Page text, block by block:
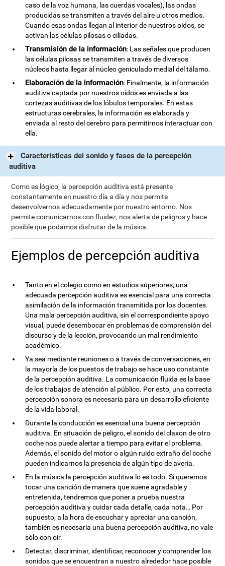
caso de la voz humana, las cuerdas vocales), las ondas
producidas se transmiten a través del aire u otros medios.
Cuando esas ondas llegan al interior de nuestros oídos, se
activan las células pilosas o ciliadas.
Transmisión de la información: Las señales que producen
las células pilosas se transmiten a través de diversos
núcleos hasta llegar al núcleo geniculado medial del tálamo.
Elaboración de la información: Finalmente, la información
auditiva captada por nuestros oídos es enviada a las
cortezas auditivas de los lóbulos temporales. En estas
estructuras cerebrales, la información es elaborada y
enviada al resto del cerebro para permitirnos interactuar con
ella.
Características del sonido y fases de la percepción
auditiva
Como es lógico, la percepción auditiva está presente
constantemente en nuestro día a día y nos permite
desenvolvernos adecuadamente por nuestro entorno. Nos
permite comunicarnos con fluidez, nos alerta de peligros y hace
posible que podamos disfrutar de la música.
Ejemplos de percepción auditiva
Tanto en el colegio como en estudios superiores, una
adecuada percepción auditiva es esencial para una correcta
asimilación de la información transmitida por los docentes.
Una mala percepción auditiva, sin el correspondiente apoyo
visual, puede desembocar en problemas de comprensión del
discurso y de la lección, provocando un mal rendimiento
académico.
Ya sea mediante reuniones o a través de conversaciones, en
la mayoría de los puestos de trabajo se hace uso constante
de la percepción auditiva. La comunicación fluida es la base
de los trabajos de atención al público. Por esto, una correcta
percepción sonora es necesaria para un desarrollo eficiente
de la vida laboral.
Durante la conducción es esencial una buena percepción
auditiva. En situación de peligro, el sonido del claxon de otro
coche nos puede alertar a tiempo para evitar el problema.
Además, el sonido del motor o algún ruido extraño del coche
pueden indicarnos la presencia de algún tipo de avería.
En la música la percepción auditiva lo es todo. Si queremos
tocar una canción de manera que suene agradable y
entretenida, tendremos que poner a prueba nuestra
percepción auditiva y cuidar cada detalle, cada nota… Por
supuesto, a la hora de escuchar y apreciar una canción,
también es necesaria una buena percepción auditiva, no vale
sólo con oír.
Detectar, discriminar, identificar, reconocer y comprender los
sonidos que se encuentran a nuestro alrededor hace posible